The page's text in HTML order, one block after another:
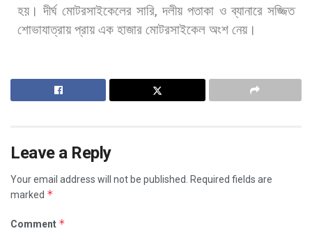
হয়। দীর্ঘ মোটরসাইকেলের সারি,দলীয় পতাকা ও ব্যানারে সজ্জিত
শোভাযাত্রায় প্রায় এক হাজার মোটরসাইকেল অংশ নেয়।
Leave a Reply
Your email address will not be published.
Required fields are
marked *
Comment *